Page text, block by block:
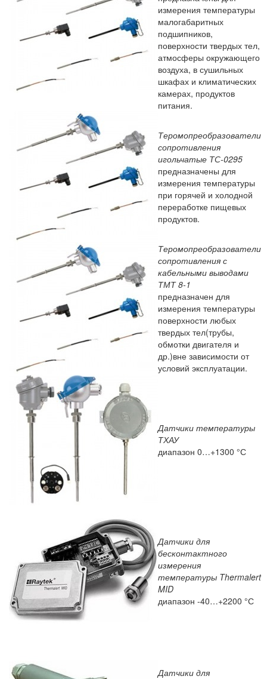
измерения температуры
малогабаритных
подшипников,
поверхности твердых тел,
атмосферы окружающего
воздуха, в сушильных
шкафах и климатических
камерах, продуктов
питания.
Теромопреобразователи
сопротивления
игольчатые ТС-0295
предназначены для
измерения температуры
при горячей и холодной
переработке пищевых
продуктов.
Теромопреобразователи
сопротивления с
кабельными выводами
ТМТ 8-1
предназначен для
измерения температуры
поверхности любых
твердых тел(трубы,
обмотки двигателя и
др.)вне зависимости от
условий эксплуатации.
Датчики температуры
ТХАУ
диапазон 0…+1300 °С
Датчики для
бесконтактного
измерения
температуры Thermalert
MID
диапазон -40…+2200 °С
Датчики для